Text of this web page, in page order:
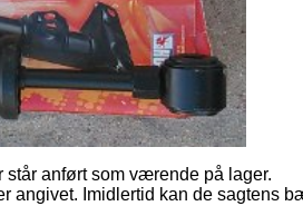
står anført som værende på lager.
angivet. Imidlertid kan de sagtens